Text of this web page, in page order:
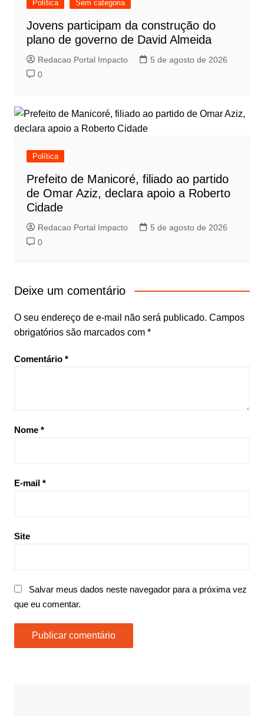
Política Sem categoria
Jovens participam da construção do
plano de governo de David Almeida
Redacao Portal Impacto
5 de agosto de 2026
0
Política
Prefeito de Manicoré, filiado ao partido
de Omar Aziz, declara apoio a Roberto
Cidade
Redacao Portal Impacto
5 de agosto de 2026
0
Deixe um comentário
O seu endereço de e-mail não será publicado. Campos
obrigatórios são marcados com *
Comentário *
Nome *
E-mail *
Site
Salvar meus dados neste navegador para a próxima vez
que eu comentar.